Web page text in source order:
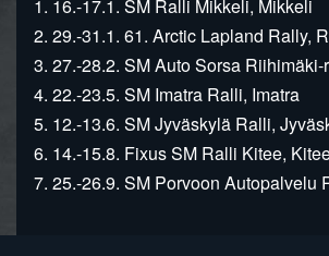
1. 16.-17.1. SM Ralli Mikkeli, Mikkeli
2. 29.-31.1. 61. Arctic Lapland Rally,
3. 27.-28.2. SM Auto Sorsa
4. 22.-23.5. SM Imatra Ralli, Imatra
5. 12.-13.6. SM Jyväskylä Ralli,
6. 14.-15.8. Fixus SM Ralli Kitee,
7. 25.-26.9. SM Porvoon Autopalvelu